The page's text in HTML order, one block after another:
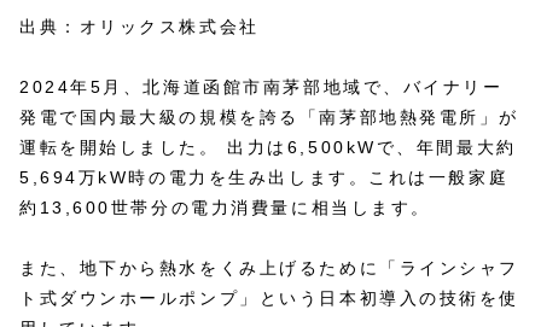
出典：オリックス株式会社
2024年5月、北海道函館市南茅部地域で、バイナリー
発電で国内最大級の規模を誇る「南茅部地熱発電所」が
運転を開始しました。 出力は6,500kWで、年間最大約
5,694万kW時の電力を生み出します。これは一般家庭
約13,600世帯分の電力消費量に相当します。
また、地下から熱水をくみ上げるために「ラインシャフ
ト式ダウンホールポンプ」という日本初導入の技術を使